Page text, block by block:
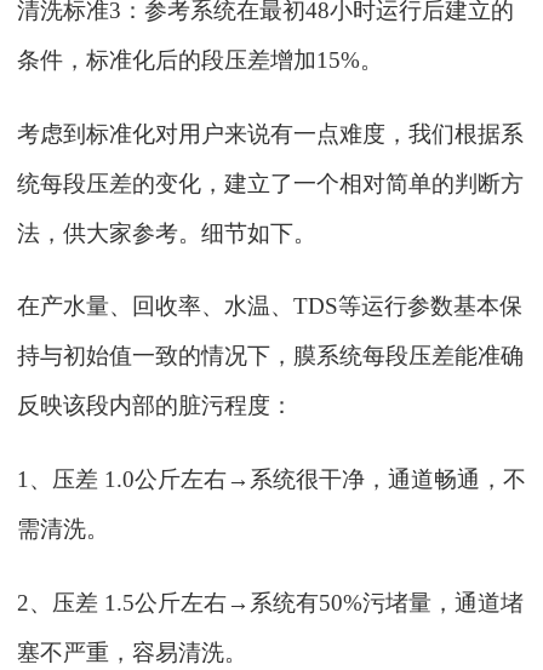
清洗标准3：参考系统在最初48小时运行后建立的
条件，标准化后的段压差增加15%。
考虑到标准化对用户来说有一点难度，我们根据系
统每段压差的变化，建立了一个相对简单的判断方
法，供大家参考。细节如下。
在产水量、回收率、水温、 TDS等运行参数基本保
持与初始值一致的情况下，膜系统每段压差能准确
反映该段内部的脏污程度：
1、压差 1.0公斤左右→系统很干净，通道畅通，不
需清洗。
2、压差 1.5公斤左右→系统有50%污堵量，通道堵
塞不严重，容易清洗。